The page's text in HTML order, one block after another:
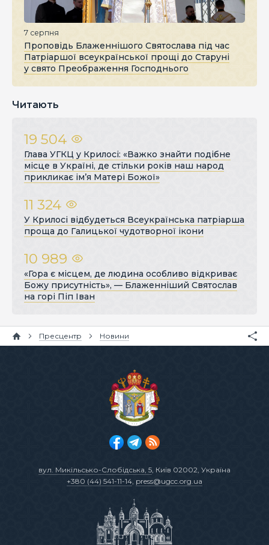
7 серпня
Проповідь Блаженнішого Святослава під час
Патріаршої всеукраїнської прощі до Старуні
у свято Преображення Господнього
Читають
19 504
Глава УГКЦ у Крилосі: «Важко знайти подібне
місце в Україні, де стільки років наш народ
прикликає ім’я Матері Божої»
11 324
У Крилосі відбудеться Всеукраїнська патріарша
проща до Галицької чудотворної ікони
10 989
«Гора є місцем, де людина особливо відкриває
Божу присутність», — Блаженніший Святослав
на горі Піп Іван
Пресцентр Новини
вул. Микільсько-Слобідська, 5, Київ 02002, Україна
+380 (44) 541-11-14, press@ugcc.org.ua